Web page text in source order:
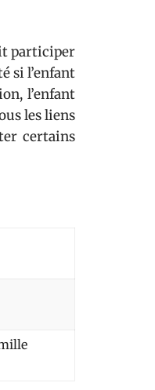
participer
si l’enfant
l’enfant
les liens
certains